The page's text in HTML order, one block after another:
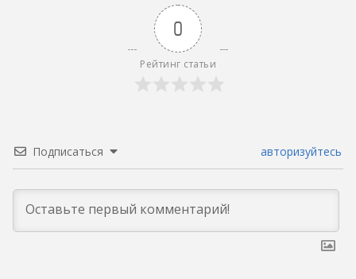
0
Рейтинг статьи
Подписаться авторизуйтесь